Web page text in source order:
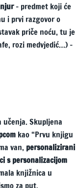
– predmet koji će
i prvi razgovor o
priče noću, tu je
rozi medvjedić…) –
učenja. Skupljena
kao “Prvu knjigu
van, personalizirani
s personalizacijom
knjižnica u
za put.